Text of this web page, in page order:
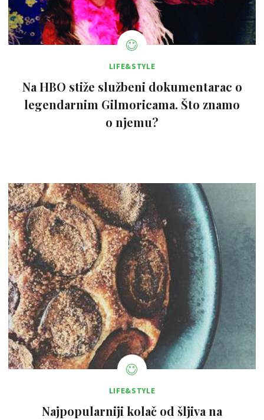
LIFE&STYLE
Na HBO stiže službeni dokumentarac o
legendarnim Gilmoricama. Što znamo
o njemu?
LIFE&STYLE
Najpopularniji kolač od šljiva na